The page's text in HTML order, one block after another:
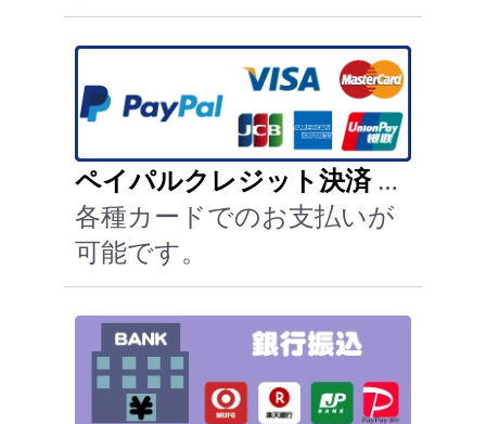
ペイパルクレジット決済…
各種カードでのお支払いが
可能です。